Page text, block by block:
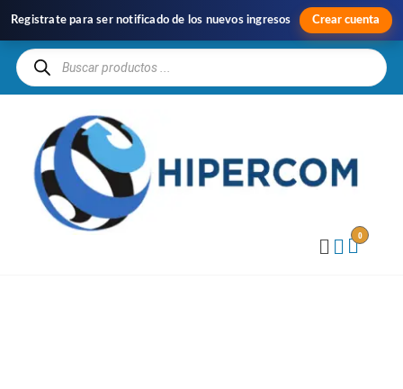
Registrate para ser notificado de los nuevos ingresos Crear cuenta
0